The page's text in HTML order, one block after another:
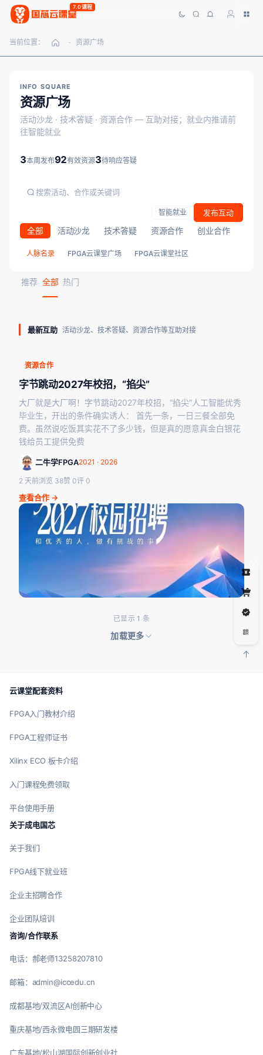
7.0课程
当前位置： - 资源广场
INFO SQUARE
资源广场
活动沙龙 · 技术答疑 · 资源合作 — 互助对接；就业内推请前
往智能就业
3本周发布92有效资源3待响应答疑
全部 活动沙龙 技术答疑 资源合作 创业合作
智能就业 发布互动
人脉名录 FPGA云课堂广场 FPGA云课堂社区
推荐 全部 热门
最新互助 活动沙龙、技术答疑、资源合作等互助对接
资源合作
字节跳动2027年校招，“掐尖”
大厂就是大厂啊！字节跳动2027年校招，“掐尖”人工智能优秀
毕业生，开出的条件确实诱人： 首先一条，一日三餐全部免
费。虽然说吃饭其实花不了多少钱，但是真的愿意真金白银花
钱给员工提供免费
二牛学FPGA2021 · 2026
2 天前浏览 38赞 0评 0
查看合作 →
已显示 1 条
加载更多
云课堂配套资料
FPGA入门教材介绍
FPGA工程师证书
Xilinx ECO 板卡介绍
入门课程免费领取
平台使用手册
关于成电国芯
关于我们
FPGA线下就业班
企业主招聘合作
企业团队培训
咨询/合作联系
电话：郝老师13258207810
邮箱：admin@iccedu.cn
成都基地/双流区AI创新中心
重庆基地/西永微电园三期研发楼
广东基地/松山湖国际创新创业社